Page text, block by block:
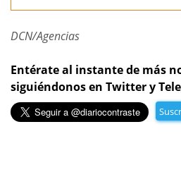
DCN/Agencias
Entérate al instante de más
siguiéndonos en Twitter y